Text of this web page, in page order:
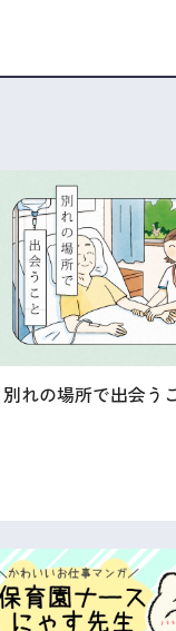
別れの場所で出会う